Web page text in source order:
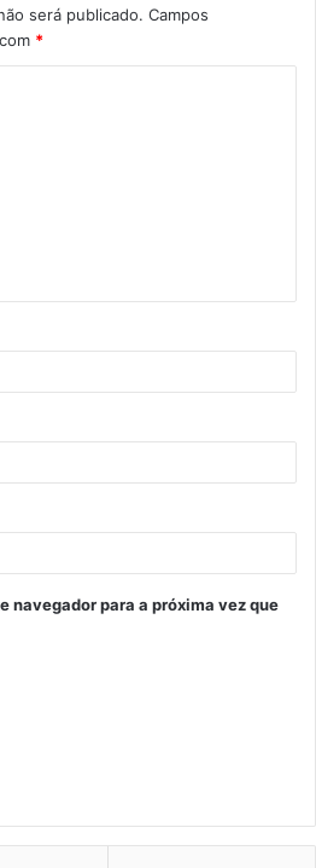
será publicado. Campos
*
navegador para a próxima vez que